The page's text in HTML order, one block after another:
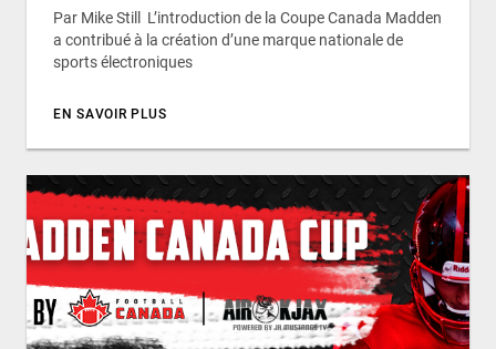
Par Mike Still L’introduction de la Coupe Canada Madden
a contribué à la création d’une marque nationale de
sports électroniques
EN SAVOIR PLUS